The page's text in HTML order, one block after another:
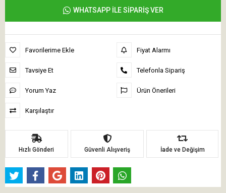
WHATSAPP İLE SİPARİŞ VER
Favorilerime Ekle
Tavsiye Et
Yorum Yaz
Karşılaştır
Fiyat Alarmı
Telefonla Sipariş
Ürün Önerileri
Hızlı Gönderi Güvenli Alışveriş İade ve Değişim